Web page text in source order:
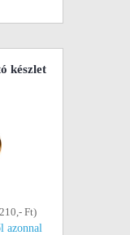
készlet
Ft)
azonnal